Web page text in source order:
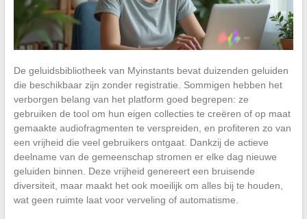
De geluidsbibliotheek van Myinstants bevat duizenden geluiden
die beschikbaar zijn zonder registratie. Sommigen hebben het
verborgen belang van het platform goed begrepen: ze
gebruiken de tool om hun eigen collecties te creëren of op maat
gemaakte audiofragmenten te verspreiden, en profiteren zo van
een vrijheid die veel gebruikers ontgaat. Dankzij de actieve
deelname van de gemeenschap stromen er elke dag nieuwe
geluiden binnen. Deze vrijheid genereert een bruisende
diversiteit, maar maakt het ook moeilijk om alles bij te houden,
wat geen ruimte laat voor verveling of automatisme.